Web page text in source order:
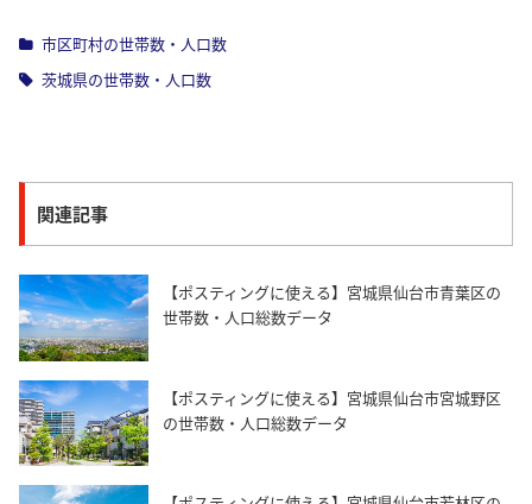
市区町村の世帯数・人口数
茨城県の世帯数・人口数
関連記事
【ポスティングに使える】宮城県仙台市青葉区の
世帯数・人口総数データ
【ポスティングに使える】宮城県仙台市宮城野区
の世帯数・人口総数データ